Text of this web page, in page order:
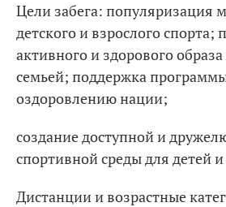
Цели забега: популяризация
детского и взрослого спорта;
активного и здорового
семьей; поддержка
оздоровлению нации;
создание доступной и
спортивной среды для детей
Дистанции и возрастные